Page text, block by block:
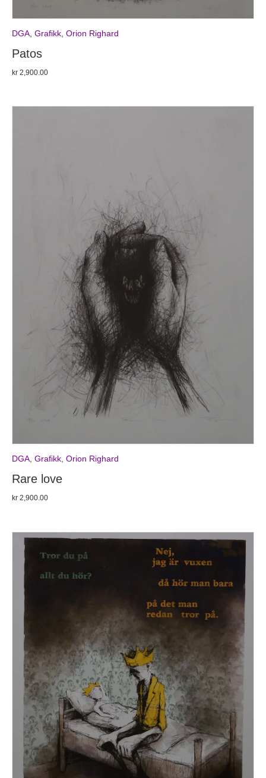
DGA Grafikk Orion Righard
Patos
kr 2,900.00
DGA Grafikk Orion Righard
Rare love
kr 2,900.00